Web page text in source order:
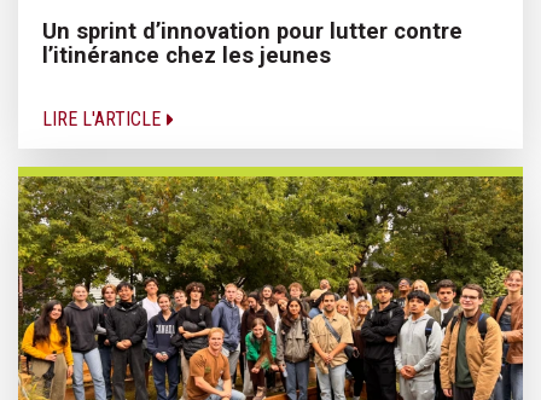
Un sprint d’innovation pour lutter contre
l’itinérance chez les jeunes
LIRE L'ARTICLE